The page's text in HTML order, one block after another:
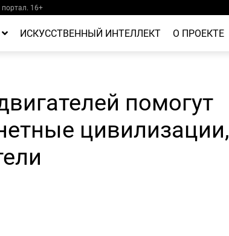
16+
ИСКУССТВЕННЫЙ ИНТЕЛЛЕКТ О ПРОЕКТЕ
помогут
цивилизации,